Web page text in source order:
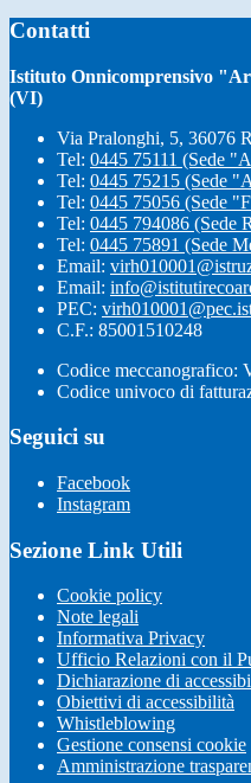
Contatti
Istituto Onnicomprensivo
(VI)
Via Pralonghi, 5, 36076
Tel: 0445 75111 (Sede
Tel: 0445 75215 (Sede
Tel: 0445 75056 (Sede
Tel: 0445 794086 (Sede
Tel: 0445 75891 (Sede
Email:
Email:
PEC:
C.F.: 85001510248
Codice meccanografico:
Codice univoco di
Seguici su
Facebook
Instagram
Sezione Link Utili
Cookie policy
Note legali
Informativa Privacy
Ufficio Relazioni con il
Dichiarazione di
Obiettivi di accessibilità
Whistleblowing
Gestione consensi cookie
Amministrazione